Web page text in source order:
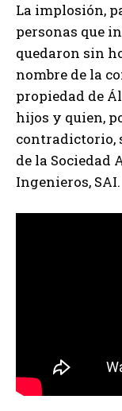
La implosión,
personas que
quedaron sin
nombre de la
propiedad de
hijos y quien,
contradictorio,
de la Sociedad
Ingenieros, SAI.